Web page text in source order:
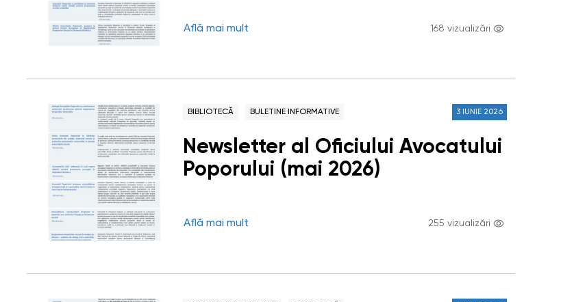
Află mai mult 168 vizualizări
BIBLIOTECĂ BULETINE INFORMATIVE 3 IUNIE 2026
Newsletter al Oficiului Avocatului
Poporului (mai 2026)
Află mai mult 255 vizualizări